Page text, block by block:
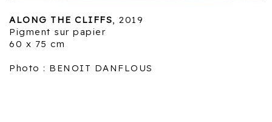
ALONG THE CLIFFS, 2019
Pigment sur papier
60 x 75 cm
Photo : BENOIT DANFLOUS